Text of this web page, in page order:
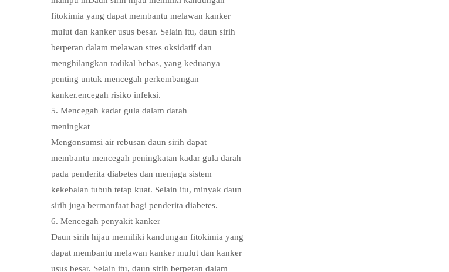
fitokimia yang dapat membantu melawan kanker
mulut dan kanker usus besar. Selain itu, daun sirih
berperan dalam melawan stres oksidatif dan
menghilangkan radikal bebas, yang keduanya
penting untuk mencegah perkembangan
kanker.encegah risiko infeksi.
5. Mencegah kadar gula dalam darah
meningkat
Mengonsumsi air rebusan daun sirih dapat
membantu mencegah peningkatan kadar gula darah
pada penderita diabetes dan menjaga sistem
kekebalan tubuh tetap kuat. Selain itu, minyak daun
sirih juga bermanfaat bagi penderita diabetes.
6. Mencegah penyakit kanker
Daun sirih hijau memiliki kandungan fitokimia yang
dapat membantu melawan kanker mulut dan kanker
usus besar. Selain itu, daun sirih berperan dalam